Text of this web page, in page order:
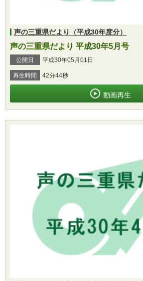
声の三重県だより（平成30年度分）
声の三重県だより 平成30年5月号
公開日 平成30年05月01日
再生時間 42分44秒
動画再生